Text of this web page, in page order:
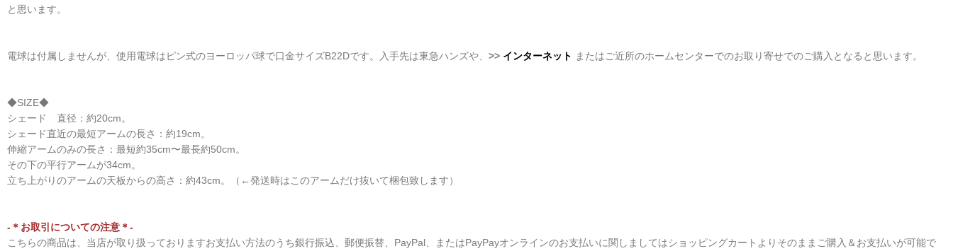
と思います。
電球は付属しませんが、使用電球はピン式のヨーロッパ球で口金サイズB22Dです。入手先は東急ハンズや、 >> インターネット またはご近所のホームセンターでのお取り寄せでのご購入となると思います。
◆SIZE◆
シェード 直径：約20cm。
シェード直近の最短アームの長さ：約19cm。
伸縮アームのみの長さ：最短約35cm〜最長約50cm。
その下の平行アームが34cm。
立ち上がりのアームの天板からの高さ：約43cm。（←発送時はこのアームだけ抜いて梱包致します）
-＊お取引についての注意＊-
こちらの商品は、当店が取り扱っておりますお支払い方法のうち銀行振込、郵便振替、PayPal、またはPayPayオンラインのお支払いに関しましてはショッピングカートよりそのままご購入＆お支払いが可能で